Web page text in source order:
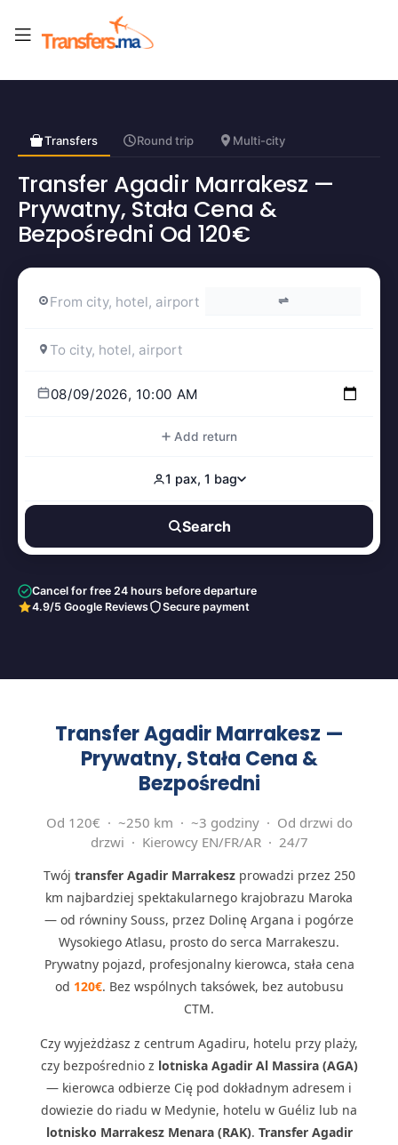
Transfers Round trip Multi-city
Transfer Agadir Marrakesz —
Prywatny, Stała Cena &
Bezpośredni Od 120€
⇌
Add return
1 pax, 1 bag
Search
Cancel for free 24 hours before departure
4.9/5 Google Reviews
Secure payment
Transfer Agadir Marrakesz —
Prywatny, Stała Cena &
Bezpośredni
Od 120€ · ~250 km · ~3 godziny · Od drzwi do
drzwi · Kierowcy EN/FR/AR · 24/7
Twój transfer Agadir Marrakeszprowadzi przez 250
km najbardziej spektakularnego krajobrazu Maroka
— od równiny Souss, przez Dolinę Argana i pogórze
Wysokiego Atlasu, prosto do serca Marrakeszu.
Prywatny pojazd, profesjonalny kierowca, stała cena
od 120€. Bez wspólnych taksówek, bez autobusu
CTM.
Czy wyjeżdżasz z centrum Agadiru, hotelu przy plaży,
czy bezpośrednio z lotniska Agadir Al Massira (AGA)
— kierowca odbierze Cię pod dokładnym adresem i
dowiezie do riadu w Medynie, hotelu w Guéliz lub na
lotnisko Marrakesz Menara (RAK). Transfer Agadir